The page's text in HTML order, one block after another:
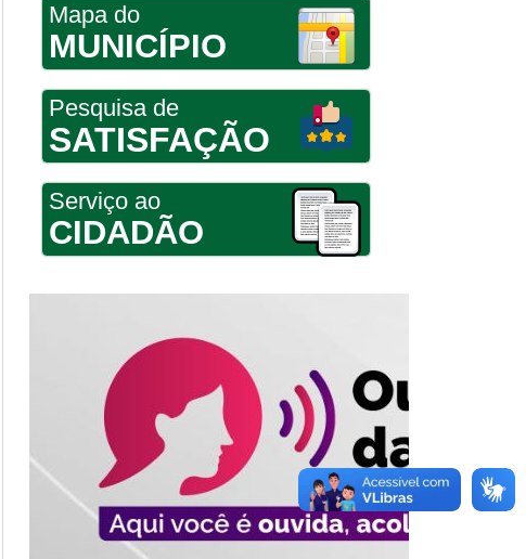
Mapa do
MUNICÍPIO
Pesquisa de
SATISFAÇÃO
Serviço ao
CIDADÃO